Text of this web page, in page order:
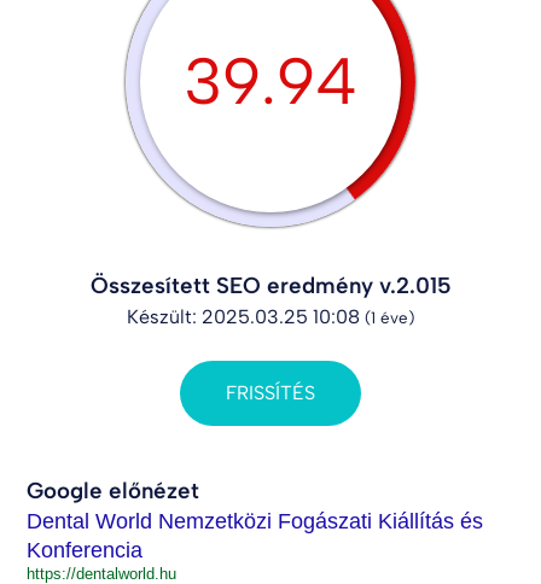
39.94
Összesített SEO eredmény v.2.015
Készült: 2025.03.25 10:08 (1 éve)
FRISSÍTÉS
Google előnézet
Dental World Nemzetközi Fogászati Kiállítás és
Konferencia
https://dentalworld.hu